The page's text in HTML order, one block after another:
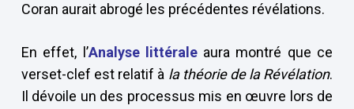
Coran aurait abrogé les précédentes révélations.
En effet, l’Analyse littéraleaura montré que ce
verset-clef est relatif à la théorie de la Révélation.
Il dévoile un des processus mis en œuvre lors de